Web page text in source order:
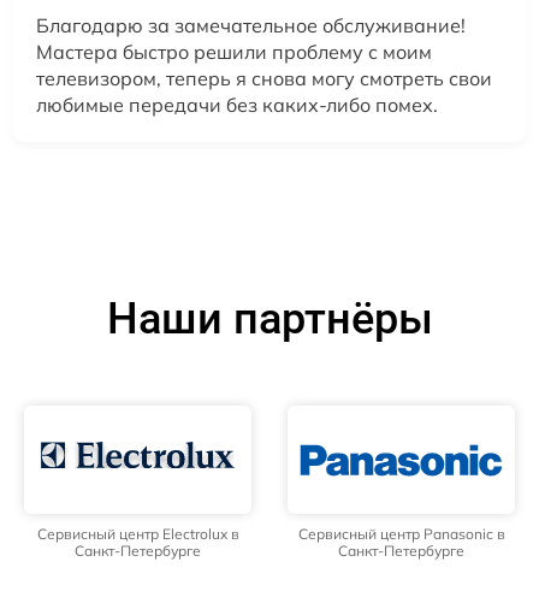
Благодарю за замечательное обслуживание!
Мастера быстро решили проблему с моим
телевизором, теперь я снова могу смотреть свои
любимые передачи без каких-либо помех.
Наши партнёры
Сервисный центр Electrolux в
Санкт-Петербурге
Сервисный центр Panasonic в
Санкт-Петербурге